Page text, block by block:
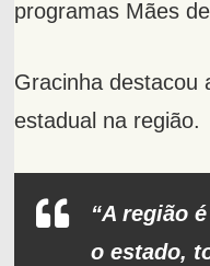
programas Mães
Gracinha destacou
estadual na região.
“A região
o estado,